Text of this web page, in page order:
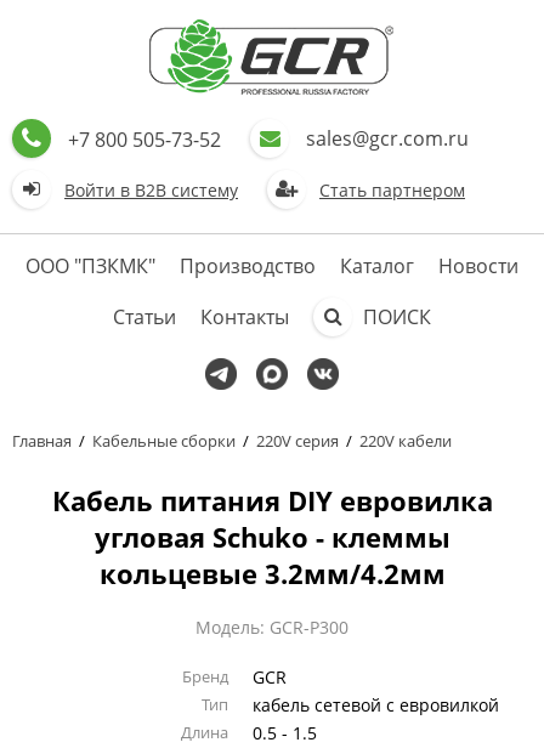
+7 800 505-73-52 sales@gcr.com.ru
Войти в В2В систему Стать партнером
ООО "ПЗКМК" Производство Каталог
Новости
Статьи
Контакты ПОИСК
Главная / Кабельные сборки / 220V серия / 220V кабели
Кабель питания DIY евровилка
угловая Schuko - клеммы
кольцевые 3.2мм/4.2мм
Модель: GCR-P300
Бренд GCR
Тип кабель сетевой с евровилкой
Длина 0.5 - 1.5